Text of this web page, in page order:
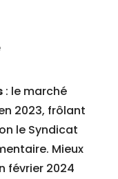
: le marché
2023, frôlant
le Syndicat
Mieux
février 2024